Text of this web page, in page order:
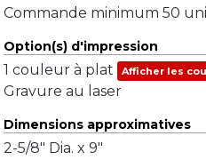
Commande minimum 50
Option(s) d'impression
1 couleur à plat Afficher les
Gravure au laser
Dimensions approximatives
2-5/8" Dia. x 9"